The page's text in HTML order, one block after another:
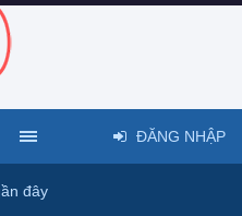
đây
ĐĂNG NHẬP